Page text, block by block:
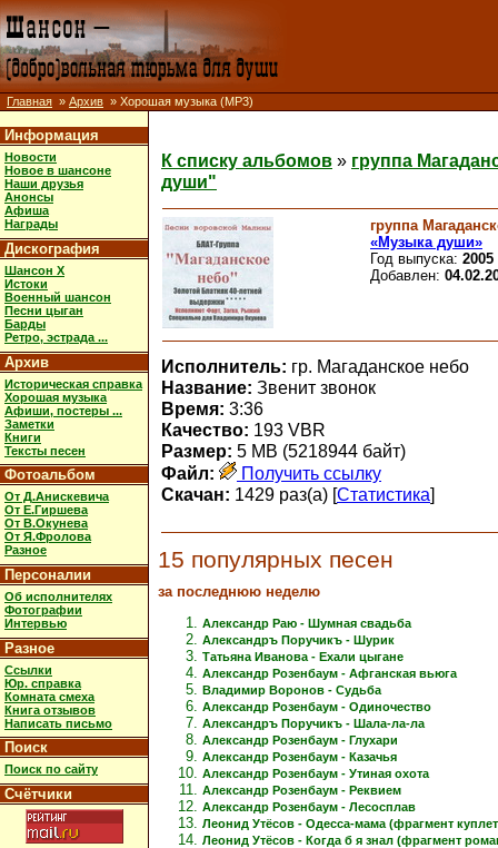
Главная » Архив » Хорошая музыка (MP3)
Информация
Новости
Новое в шансоне
Наши друзья
Анонсы
Афиша
Награды
Дискография
Шансон X
Истоки
Военный шансон
Песни цыган
Барды
Ретро, эстрада ...
Архив
Историческая справка
Хорошая музыка
Афиши, постеры ...
Заметки
Книги
Тексты песен
Фотоальбом
От Д.Анискевича
От Е.Гиршева
От В.Окунева
От Я.Фролова
Разное
Персоналии
Об исполнителях
Фотографии
Интервью
Разное
Ссылки
Юр. справка
Комната смеха
Книга отзывов
Написать письмо
Поиск
Поиск по сайту
Счётчики
К списку альбомов » группа
души"
группа
«Музыка души»
Год выпуска: 2005
Добавлен:
Исполнитель: гр. Магаданское небо
Название: Звенит звонок
Время: 3:36
Качество: 193 VBR
Размер: 5 MB (5218944 байт)
Файл:
Получить ссылку
Скачан: 1429 раз(а) [Статистика]
15 популярных песен
за последнюю неделю
Александр Раю - Шумная свадьба
Александръ Поручикъ - Шурик
Татьяна Иванова - Ехали цыгане
Александр Розенбаум - Афганская вьюга
Владимир Воронов - Судьба
Александр Розенбаум - Одиночество
Александръ Поручикъ - Шала-ла-ла
Александр Розенбаум - Глухари
Александр Розенбаум - Казачья
Александр Розенбаум - Утиная охота
Александр Розенбаум - Реквием
Александр Розенбаум - Лесосплав
Леонид Утёсов - Одесса-мама (фрагмент
Леонид Утёсов - Когда б я знал (фрагмент